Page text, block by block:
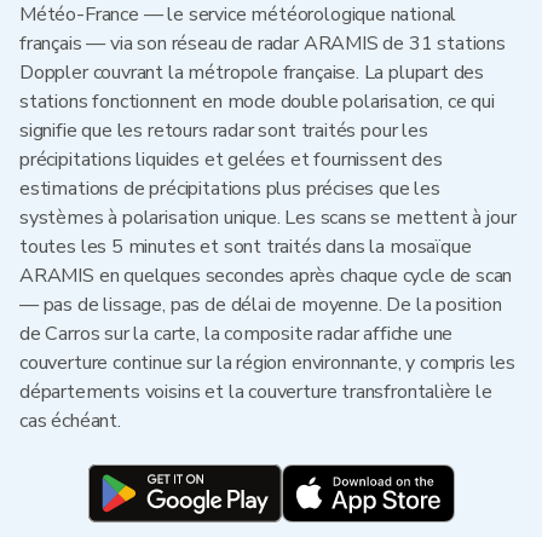
Météo-France — le service météorologique national
français — via son réseau de radar ARAMIS de 31 stations
Doppler couvrant la métropole française. La plupart des
stations fonctionnent en mode double polarisation, ce qui
signifie que les retours radar sont traités pour les
précipitations liquides et gelées et fournissent des
estimations de précipitations plus précises que les
systèmes à polarisation unique. Les scans se mettent à jour
toutes les 5 minutes et sont traités dans la mosaïque
ARAMIS en quelques secondes après chaque cycle de scan
— pas de lissage, pas de délai de moyenne. De la position
de Carros sur la carte, la composite radar affiche une
couverture continue sur la région environnante, y compris les
départements voisins et la couverture transfrontalière le
cas échéant.